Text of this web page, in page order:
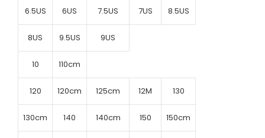
6.5US 6US 7.5US 7US 8.5US
8US 9.5US 9US
10 110cm
120 120cm 125cm 12M 130
130cm 140 140cm 150 150cm